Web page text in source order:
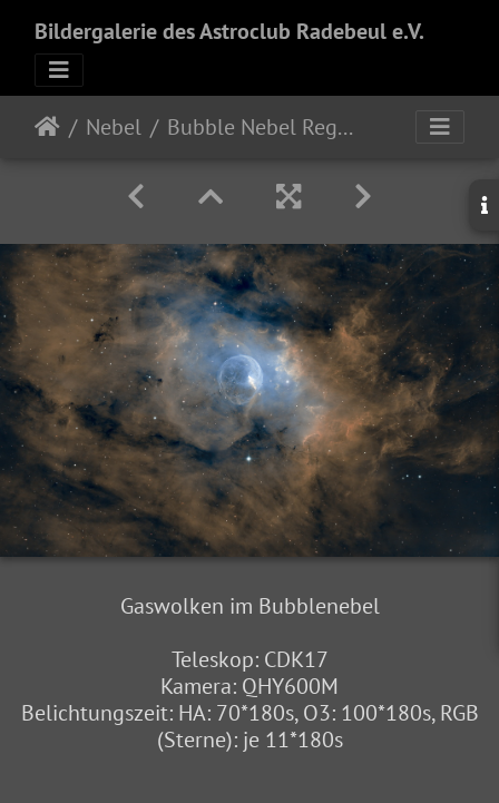
Bildergalerie des Astroclub Radebeul e.V.
Nebel Bubble Nebel Region
Gaswolken im Bubblenebel
Teleskop: CDK17
Kamera: QHY600M
Belichtungszeit: HA: 70*180s, O3: 100*180s, RGB
(Sterne): je 11*180s